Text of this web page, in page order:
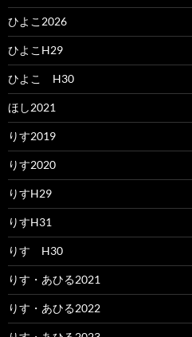
ひよこ2026
ひよこH29
ひよこ H30
ほし2021
りす2019
りす2020
りすH29
りすH31
りす H30
りす・あひる2021
りす・あひる2022